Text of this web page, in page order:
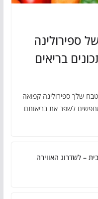
ספירולינה
בריאים
שלך ספירולינה קפואה
לשפר את בריאותם
– לשדרוג האווירה